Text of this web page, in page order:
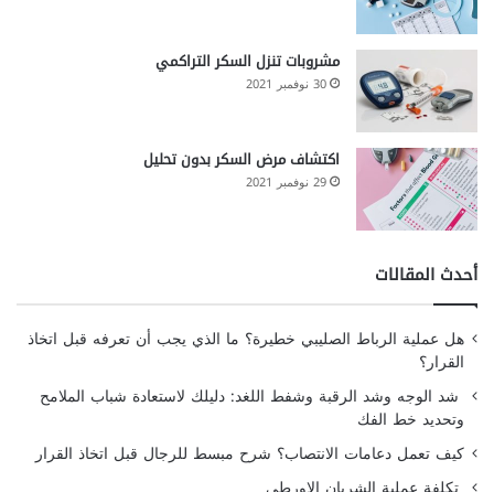
مشروبات تنزل السكر التراكمي
30 نوفمبر 2021
اكتشاف مرض السكر بدون تحليل
29 نوفمبر 2021
أحدث المقالات
هل عملية الرباط الصليبي خطيرة؟ ما الذي يجب أن تعرفه قبل اتخاذ
القرار؟
شد الوجه وشد الرقبة وشفط اللغد: دليلك لاستعادة شباب الملامح
وتحديد خط الفك
كيف تعمل دعامات الانتصاب؟ شرح مبسط للرجال قبل اتخاذ القرار